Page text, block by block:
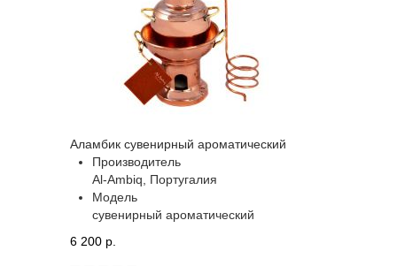
Аламбик сувенирный ароматический
Производитель
Al-Ambiq, Португалия
Модель
сувенирный ароматический
6 200 p.